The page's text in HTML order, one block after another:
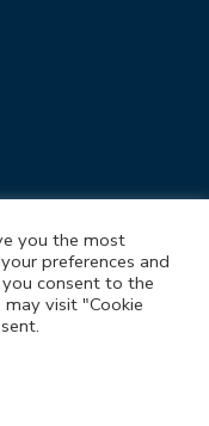
e
Roma
you the most
preferences and
consent to the
visit "Cookie